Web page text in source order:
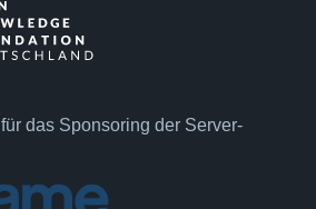
für das Sponsoring der Server-